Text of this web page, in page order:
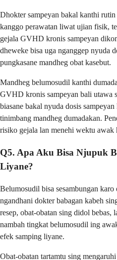
Dhokter sampeyan bakal kanthi rutin
kanggo perawatan liwat ujian fisik,
gejala GVHD kronis sampeyan
dheweke bisa uga nganggep nyuda
pungkasane mandheg obat kasebut.
Mandheg belumosudil kanthi
GVHD kronis sampeyan bali utawa
biasane bakal nyuda dosis
tinimbang mandheg dumadakan.
risiko gejala lan menehi wektu awak
Q5. Apa Aku Bisa Njupuk
Liyane?
Belumosudil bisa sesambungan
ngandhani dokter babagan kabeh
resep, obat-obatan sing didol bebas,
nambah tingkat belumosudil ing
efek samping liyane.
Obat-obatan tartamtu sing